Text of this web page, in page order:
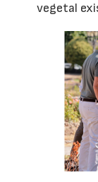
vegetal